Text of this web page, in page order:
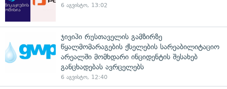
6 აგვისტო, 13:02
ჯივიპი რუსთაველის გამზირზე
წყალმომარაგების ქსელების სარეაბილიტაციო
არეალში მომხდარი ინციდენტის შესახებ
განცხადებას ავრცელებს
6 აგვისტო, 12:40